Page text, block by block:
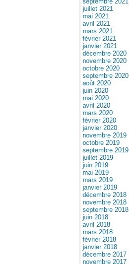
juillet 2021
mai 2021
avril 2021
mars 2021
février 2021
janvier 2021
décembre 2020
novembre 2020
octobre 2020
septembre 2020
août 2020
juin 2020
mai 2020
avril 2020
mars 2020
février 2020
janvier 2020
novembre 2019
octobre 2019
septembre 2019
juillet 2019
juin 2019
mai 2019
mars 2019
janvier 2019
décembre 2018
novembre 2018
septembre 2018
juin 2018
avril 2018
mars 2018
février 2018
janvier 2018
décembre 2017
novembre 2017